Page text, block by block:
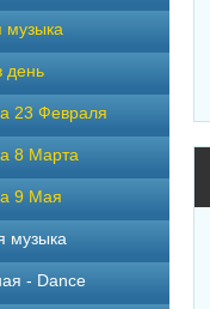
музыка
день
23 Февраля
8 Марта
9 Мая
музыка
- Dance